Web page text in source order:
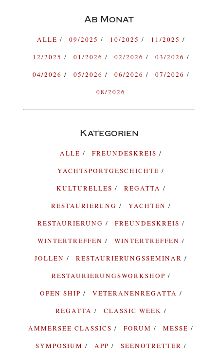
Ab Monat
ALLE 09/2025 10/2025
11/2025
12/2025
01/2026 02/2026
03/2026
04/2026
05/2026 06/2026
07/2026
08/2026
Kategorien
ALLE
FREUNDESKREIS
YACHTSPORTGESCHICHTE
KULTURELLES
REGATTA
RESTAURIERUNG
YACHTEN
RESTAURIERUNG
FREUNDESKREIS
WINTERTREFFEN
WINTERTREFFEN
JOLLEN
RESTAURIERUNGSSEMINAR
RESTAURIERUNGSWORKSHOP
OPEN SHIP
VETERANENREGATTA
REGATTA
CLASSIC WEEK
AMMERSEE CLASSICS
FORUM
MESSE
SYMPOSIUM
APP SEENOTRETTER